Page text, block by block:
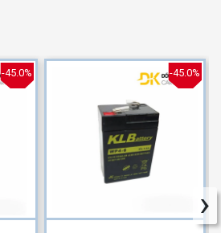
-45.0% -45.0%
›